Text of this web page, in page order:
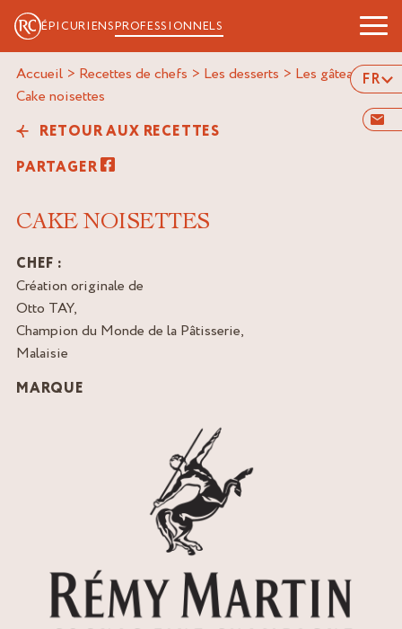
ÉPICURIENSPROFESSIONNELS
FR
Accueil > Recettes de chefs > Les desserts > Les gâteaux>
cake noisettes
RETOUR AUX RECETTES
PARTAGER
CAKE NOISETTES
CHEF :
Création originale de
Otto TAY,
Champion du Monde de la Pâtisserie,
Malaisie
MARQUE